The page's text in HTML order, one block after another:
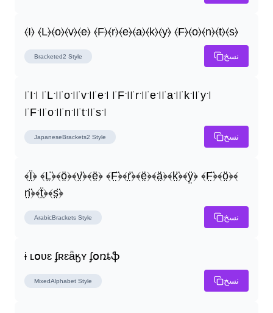
⦑I⦒ ⦑L⦒⦑o⦒⦑v⦒⦑e⦒ ⦑F⦒⦑r⦒⦑e⦒⦑a⦒⦑k⦒⦑y⦒ ⦑F⦒⦑o⦒⦑n⦒⦑t⦒⦑s⦒
Bracketed2 Style نسخ
꜍I꜉ ꜍L꜉꜍o꜉꜍v꜉꜍e꜉ ꜍F꜉꜍r꜉꜍e꜉꜍a꜉꜍k꜉꜍y꜉
꜍F꜉꜍o꜉꜍n꜉꜍t꜉꜍s꜉
JapaneseBrackets2 Style نسخ
﴾Ï̤﴿ ﴾L̤̈﴿﴾ö̤﴿﴾v̤̈﴿﴾ë̤﴿ ﴾F̤̈﴿﴾r̤̈﴿﴾ë̤﴿﴾ä̤﴿﴾k̤̈﴿﴾ÿ̤﴿ ﴾F̤̈﴿﴾ö̤﴿﴾
n̤̈﴿﴾ẗ̤﴿﴾s̤̈﴿
ArabicBrackets Style نسخ
ɨ ʟօʋɛ ʄʀɛǟӄʏ ʄօռȶֆ
MixedAlphabet Style نسخ